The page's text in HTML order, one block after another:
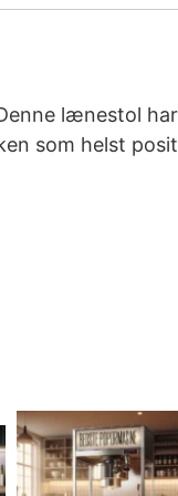
lænestol
som helst